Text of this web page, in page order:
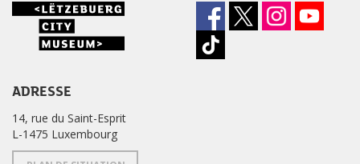
ADRESSE
14, rue du Saint-Esprit
L-1475 Luxembourg